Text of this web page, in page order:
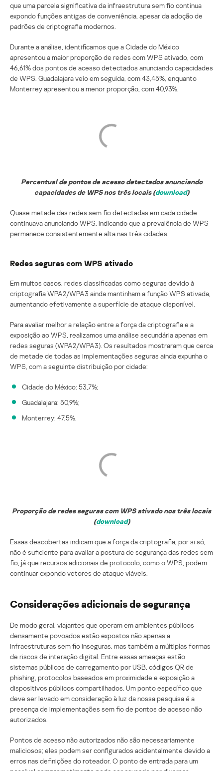
que uma parcela significativa da infraestrutura sem fio continua
expondo funções antigas de conveniência, apesar da adoção de
padrões de criptografia modernos.
Durante a análise, identificamos que a Cidade do México
apresentou a maior proporção de redes com WPS ativado, com
46,61% dos pontos de acesso detectados anunciando capacidades
de WPS. Guadalajara veio em seguida, com 43,45%, enquanto
Monterrey apresentou a menor proporção, com 40,93%.
Percentual de pontos de acesso detectados anunciando
capacidades de WPS nos três locais (download)
Quase metade das redes sem fio detectadas em cada cidade
continuava anunciando WPS, indicando que a prevalência de WPS
permanece consistentemente alta nas três cidades.
Redes seguras com WPS ativado
Em muitos casos, redes classificadas como seguras devido à
criptografia WPA2/WPA3 ainda mantinham a função WPS ativada,
aumentando efetivamente a superfície de ataque disponível.
Para avaliar melhor a relação entre a força da criptografia e a
exposição ao WPS, realizamos uma análise secundária apenas em
redes seguras (WPA2/WPA3). Os resultados mostraram que cerca
de metade de todas as implementações seguras ainda expunha o
WPS, com a seguinte distribuição por cidade:
Cidade do México: 53,7%;
Guadalajara: 50,9%;
Monterrey: 47,5%.
Proporção de redes seguras com WPS ativado nos três locais
(download)
Essas descobertas indicam que a força da criptografia, por si só,
não é suficiente para avaliar a postura de segurança das redes sem
fio, já que recursos adicionais de protocolo, como o WPS, podem
continuar expondo vetores de ataque viáveis.
Considerações adicionais de segurança
De modo geral, viajantes que operam em ambientes públicos
densamente povoados estão expostos não apenas a
infraestruturas sem fio inseguras, mas também a múltiplas formas
de riscos de interação digital. Entre essas ameaças estão
sistemas públicos de carregamento por USB, códigos QR de
phishing, protocolos baseados em proximidade e exposição a
dispositivos públicos compartilhados. Um ponto específico que
deve ser levado em consideração à luz da nossa pesquisa é a
presença de implementações sem fio de pontos de acesso não
autorizados.
Pontos de acesso não autorizados não são necessariamente
maliciosos; eles podem ser configurados acidentalmente devido a
erros nas definições do roteador. O ponto de entrada para um